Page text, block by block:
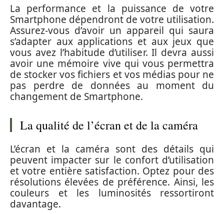
La performance et la puissance de votre
Smartphone dépendront de votre utilisation.
Assurez-vous d’avoir un appareil qui saura
s’adapter aux applications et aux jeux que
vous avez l’habitude d’utiliser. Il devra aussi
avoir une mémoire vive qui vous permettra
de stocker vos fichiers et vos médias pour ne
pas perdre de données au moment du
changement de Smartphone.
La qualité de l’écran et de la caméra
L’écran et la caméra sont des détails qui
peuvent impacter sur le confort d’utilisation
et votre entière satisfaction. Optez pour des
résolutions élevées de préférence. Ainsi, les
couleurs et les luminosités ressortiront
davantage.